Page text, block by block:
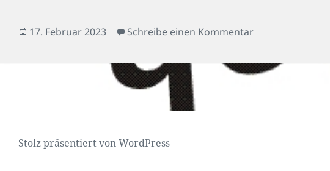
Veröffentlicht
17. Februar 2023 Schreibe einen Kommentarzu Wilkommen!
Stolz präsentiert von WordPress